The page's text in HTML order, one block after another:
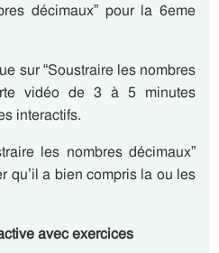
décimaux” pour la 6eme
sur “Soustraire les nombres
vidéo de 3 à 5 minutes
interactifs.
les nombres décimaux”
qu’il a bien compris la ou les
avec exercices